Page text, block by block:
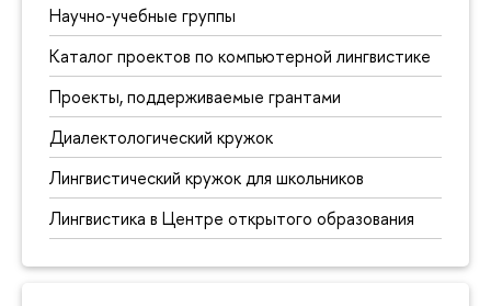
Научно-учебные группы
Каталог проектов по компьютерной лингвистике
Проекты, поддерживаемые грантами
Диалектологический кружок
Лингвистический кружок для школьников
Лингвистика в Центре открытого образования